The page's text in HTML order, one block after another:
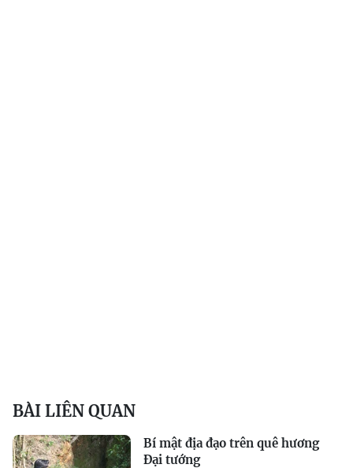
BÀI LIÊN QUAN
Bí mật địa đạo trên quê hương
Đại tướng